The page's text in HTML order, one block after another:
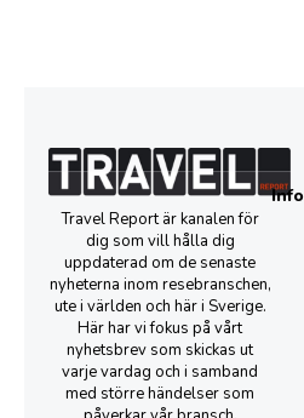
Travel Report är kanalen för
dig som vill hålla dig
uppdaterad om de senaste
nyheterna inom resebranschen,
ute i världen och här i Sverige.
Här har vi fokus på vårt
nyhetsbrev som skickas ut
varje vardag och i samband
med större händelser som
Info